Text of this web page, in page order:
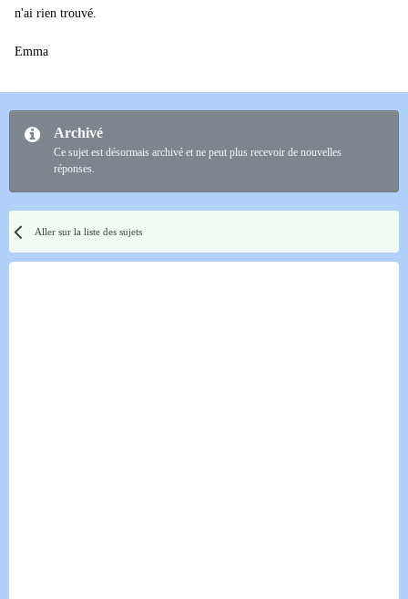
n'ai rien trouvé.
Emma
Archivé
Ce sujet est désormais archivé et ne peut plus recevoir de nouvelles
réponses.
Aller sur la liste des sujets